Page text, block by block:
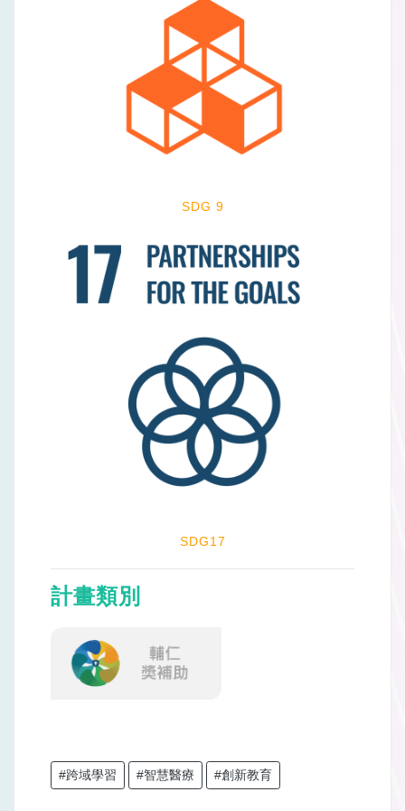
SDG 9
SDG17
計畫類別
#跨域學習 #智慧醫療 #創新教育